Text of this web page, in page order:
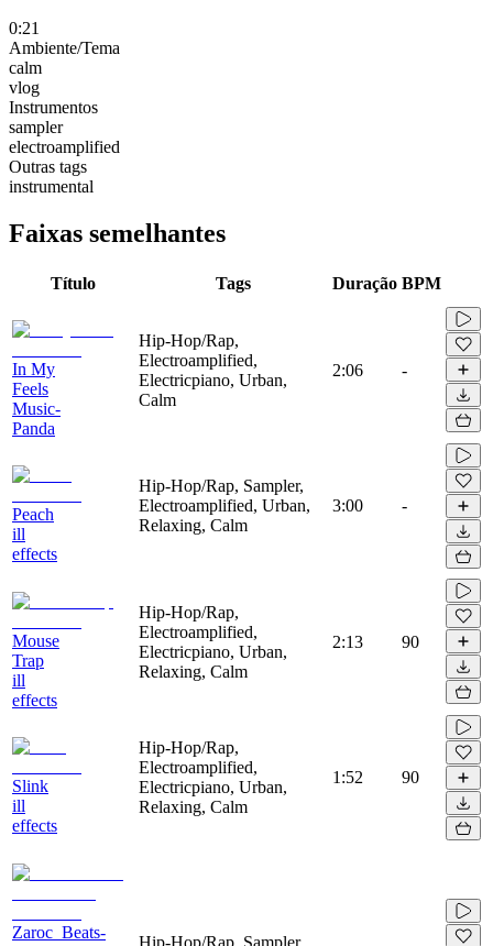
0:21
Ambiente/Tema
calm
vlog
Instrumentos
sampler
electroamplified
Outras tags
instrumental
Faixas semelhantes
Título Tags Duração BPM
In My
Feels
Music-
Panda
Hip-Hop/Rap,
Electroamplified,
Electricpiano, Urban,
Calm
2:06 -
Peach
ill
effects
Hip-Hop/Rap, Sampler,
Electroamplified, Urban,
Relaxing, Calm
3:00 -
Mouse
Trap
ill
effects
Hip-Hop/Rap,
Electroamplified,
Electricpiano, Urban,
Relaxing, Calm
2:13 90
Slink
ill
effects
Hip-Hop/Rap,
Electroamplified,
Electricpiano, Urban,
Relaxing, Calm
1:52 90
Zaroc_Beats-
Hip-Hop/Rap, Sampler,